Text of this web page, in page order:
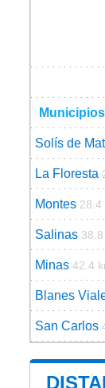
Solís de
La Floresta
Montes 28.4
Salinas
Minas 42.4
Blanes
San Carlos